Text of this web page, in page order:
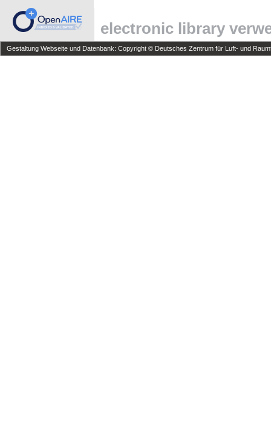
electronic library
Gestaltung Webseite und Datenbank: Copyright © Deutsches Zentrum für Luft- und